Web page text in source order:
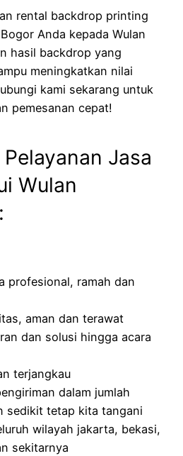
rental backdrop printing
Anda kepada Wulan
hasil backdrop yang
meningkatkan nilai
kami sekarang untuk
pemesanan cepat!
Jasa
Wulan
profesional, ramah dan
aman dan terawat
dan solusi hingga acara
terjangkau
dalam jumlah
sedikit tetap kita tangani
wilayah jakarta, bekasi,
sekitarnya